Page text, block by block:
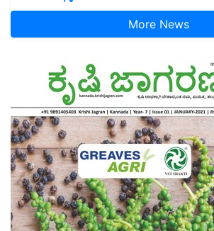
More News